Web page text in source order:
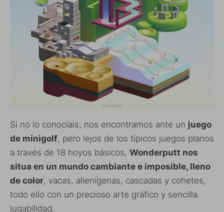
Si no lo conocíais, nos encontramos ante un juego
de minigolf, pero lejos de los típicos juegos planos
a través de 18 hoyos básicos, Wonderputt nos
situa en un mundo cambiante e imposible, lleno
de color, vacas, alienígenas, cascadas y cohetes,
todo ello con un precioso arte gráfico y sencilla
jugabilidad.